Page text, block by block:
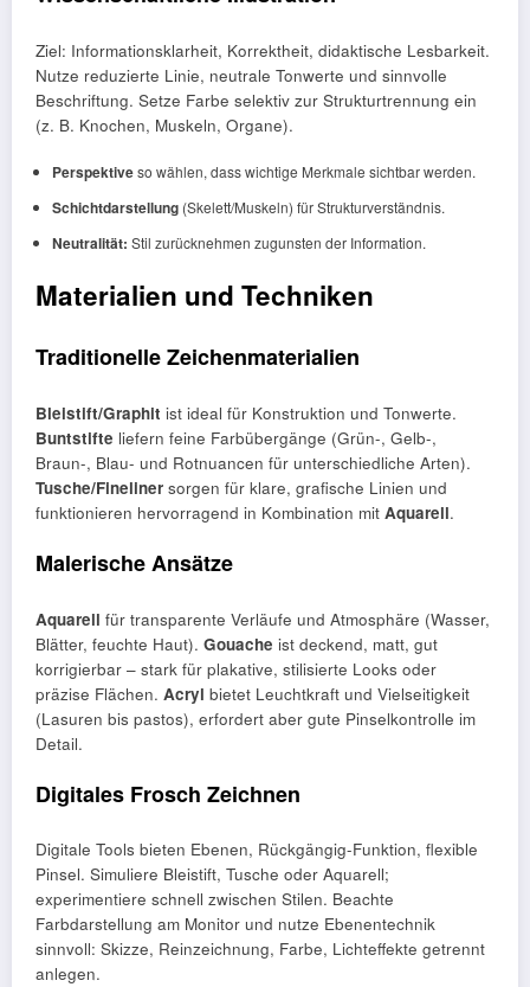
Ziel: Informationsklarheit, Korrektheit, didaktische Lesbarkeit.
Nutze reduzierte Linie, neutrale Tonwerte und sinnvolle
Beschriftung. Setze Farbe selektiv zur Strukturtrennung ein
(z. B. Knochen, Muskeln, Organe).
Perspektiveso wählen, dass wichtige Merkmale sichtbar werden.
Schichtdarstellung(Skelett/Muskeln) für Strukturverständnis.
Neutralität: Stil zurücknehmen zugunsten der Information.
Materialien und Techniken
Traditionelle Zeichenmaterialien
Bleistift/Graphit ist ideal für Konstruktion und Tonwerte.
Buntstifte liefern feine Farbübergänge (Grün-, Gelb-,
Braun-, Blau- und Rotnuancen für unterschiedliche Arten).
Tusche/Fineliner sorgen für klare, grafische Linien und
funktionieren hervorragend in Kombination mit Aquarell.
Malerische Ansätze
Aquarell für transparente Verläufe und Atmosphäre (Wasser,
Blätter, feuchte Haut). Gouache ist deckend, matt, gut
korrigierbar – stark für plakative, stilisierte Looks oder
präzise Flächen. Acryl bietet Leuchtkraft und Vielseitigkeit
(Lasuren bis pastos), erfordert aber gute Pinselkontrolle im
Detail.
Digitales Frosch Zeichnen
Digitale Tools bieten Ebenen, Rückgängig-Funktion, flexible
Pinsel. Simuliere Bleistift, Tusche oder Aquarell;
experimentiere schnell zwischen Stilen. Beachte
Farbdarstellung am Monitor und nutze Ebenentechnik
sinnvoll: Skizze, Reinzeichnung, Farbe, Lichteffekte getrennt
anlegen.